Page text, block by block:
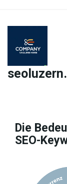
content
Die
SEO-